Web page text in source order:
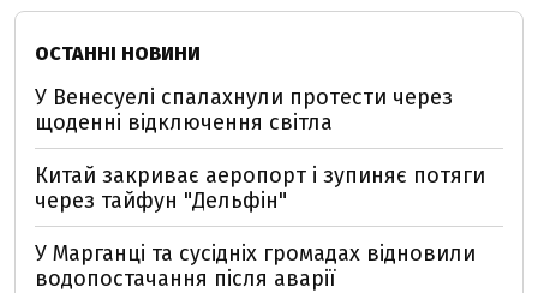
ОСТАННІ НОВИНИ
У Венесуелі спалахнули протести через
щоденні відключення світла
Китай закриває аеропорт і зупиняє потяги
через тайфун "Дельфін"
У Марганці та сусідніх громадах відновили
водопостачання після аварії